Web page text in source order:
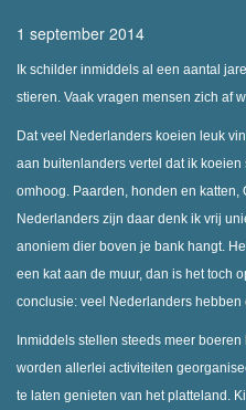
1 september 2014
Ik schilder inmiddels al een aantal
stieren. Vaak vragen mensen zich af
Dat veel Nederlanders koeien leuk
aan buitenlanders vertel dat ik
omhoog. Paarden, honden en
Nederlanders zijn daar denk ik vrij
anoniem dier boven je bank hangt.
een kat aan de muur, dan is het toch
conclusie: veel Nederlanders
Inmiddels stellen steeds meer
worden allerlei activiteiten
te laten genieten van het platteland.